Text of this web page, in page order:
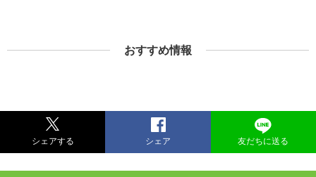
おすすめ情報
シェアする シェア 友だちに送る